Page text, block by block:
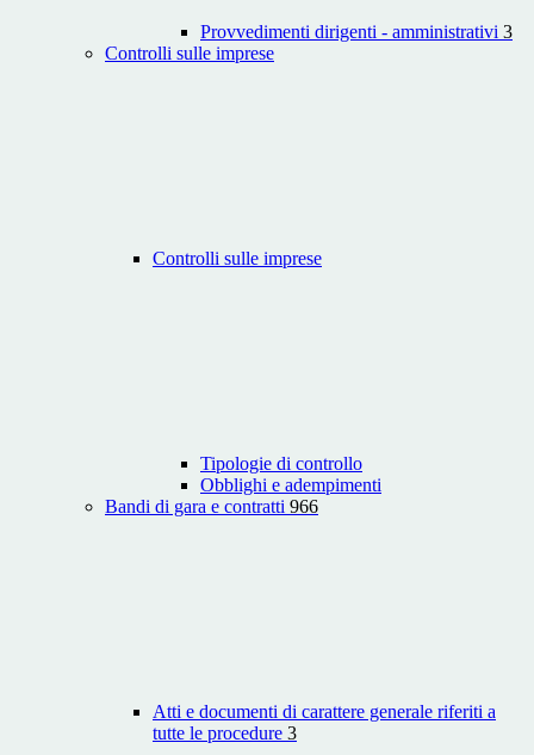
Provvedimenti dirigenti - amministrativi 3
Controlli sulle imprese
Controlli sulle imprese
Tipologie di controllo
Obblighi e adempimenti
Bandi di gara e contratti 966
Atti e documenti di carattere generale riferiti a
tutte le procedure 3